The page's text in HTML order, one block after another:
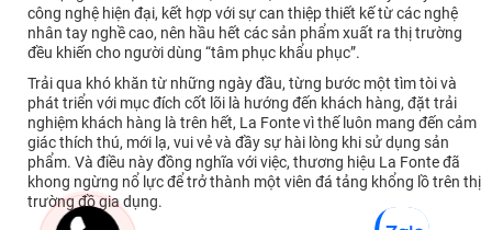
công nghệ hiện đại, kết hợp với sự can thiệp thiết kế từ các nghệ
nhân tay nghề cao, nên hầu hết các sản phẩm xuất ra thị trường
đều khiến cho người dùng “tâm phục khẩu phục”.
Trải qua khó khăn từ những ngày đầu, từng bước một tìm tòi và
phát triển với mục đích cốt lõi là hướng đến khách hàng, đặt trải
nghiệm khách hàng là trên hết, La Fonte vì thế luôn mang đến cảm
giác thích thú, mới lạ, vui vẻ và đầy sự hài lòng khi sử dụng sản
phẩm. Và điều này đồng nghĩa với việc, thương hiệu La Fonte đã
khong ngừng nổ lực để trở thành một viên đá tảng khổng lồ trên thị
trường đồ gia dụng.